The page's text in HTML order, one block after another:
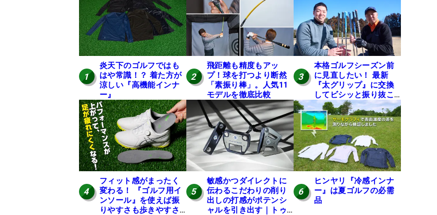
1
炎天下のゴルフではも
はや常識！？ 着た方が
涼しい『高機能インナ
ー』
2
飛距離も精度もアッ
プ！球を打つより断然
「素振り棒」。人気11
モデルを徹底比較
3
本格ゴルフシーズン前
に見直したい！ 最新
『太グリップ』に交換
してビシッと振り抜こ
う！
4
フィット感がまったく
変わる！ 『ゴルフ用イ
ンソール』を使えば振
りやすさも歩きやすさ
5
敏感かつダイレクトに
伝わるこだわりの削り
出しの打感がポテンシ
ャルを引き出す｜トゥ
6
ヒンヤリ『冷感インナ
ー』は夏ゴルフの必需
品